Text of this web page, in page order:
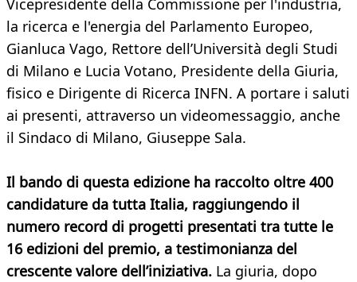
Vicepresidente della Commissione per l'industria,
la ricerca e l'energia del Parlamento Europeo,
Gianluca Vago, Rettore dell’Università degli Studi
di Milano e Lucia Votano, Presidente della Giuria,
fisico e Dirigente di Ricerca INFN. A portare i saluti
ai presenti, attraverso un videomessaggio, anche
il Sindaco di Milano, Giuseppe Sala.
Il bando di questa edizione ha raccolto oltre 400
candidature da tutta Italia, raggiungendo il
numero record di progetti presentati tra tutte le
16 edizioni del premio, a testimonianza del
crescente valore dell’iniziativa. La giuria, dopo